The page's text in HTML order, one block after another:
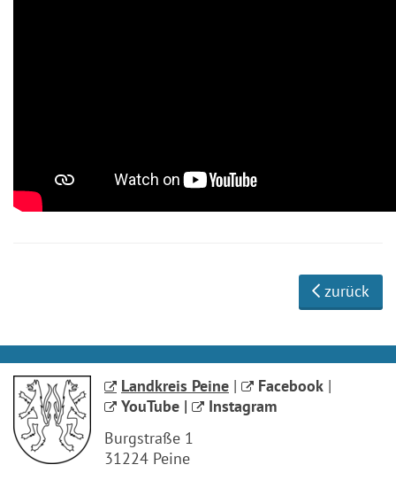
zurück
Landkreis Peine | Facebook |
YouTube |
Instagram
Burgstraße 1
31224 Peine